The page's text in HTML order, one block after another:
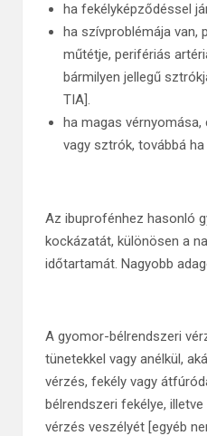
ha fekélyképződéssel
ha szívproblémája van,
műtétje, perifériás
bármilyen jellegű
TIA].
ha magas
vagy sztrók, továbbá ha
Az ibuprofénhez hasonló
kockázatát, különösen a
időtartamát. Nagyobb
A gyomor-bélrendszeri
tünetekkel vagy anélkül,
vérzés, fekély vagy
bélrendszeri fekélye,
vérzés veszélyét [egyéb